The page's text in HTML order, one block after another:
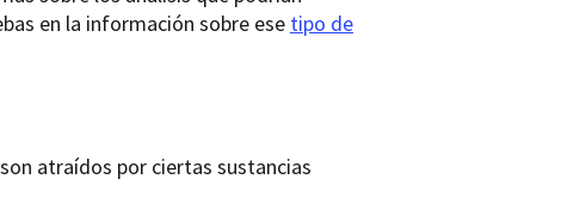
en la información sobre ese tipo de
atraídos por ciertas sustancias